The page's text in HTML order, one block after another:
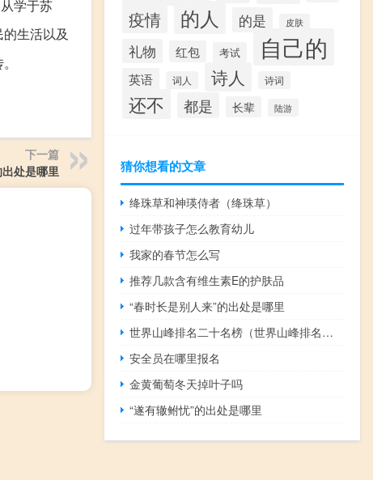
学于苏
生活以及
下一篇
处是哪里
疫情 的人 的是 皮肤
礼物 红包 考试 自己的
英语 词人 诗人 诗词
还不 都是 长辈 陆游
猜你想看的文章
绛珠草和神瑛侍者（绛珠草）
过年带孩子怎么教育幼儿
我家的春节怎么写
推荐几款含有维生素E的护肤品
“春时长是别人来”的出处是哪里
世界山峰排名二十名榜（世界山峰排名前10）
安全员在哪里报名
金黄葡萄冬天掉叶子吗
“遂有辙鲋忧”的出处是哪里